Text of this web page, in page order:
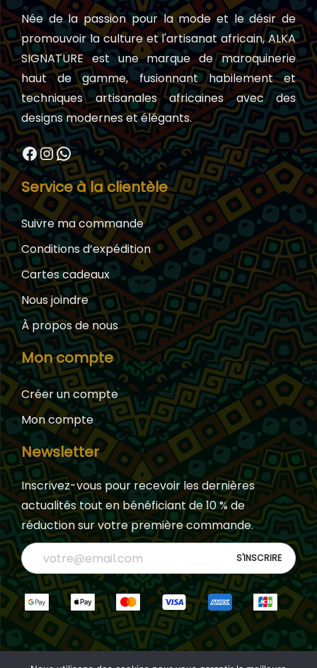
Née de la passion pour la mode et le désir de
promouvoir la culture et l'artisanat africain, ALKA
SIGNATURE est une marque de maroquinerie
haut de gamme, fusionnant habilement et
techniques artisanales africaines avec des
designs modernes et élégants.
Facebook InstagramWhatsApp
Service à la clientèle
Suivre ma commande
Conditions d’expédition
Cartes cadeaux
Nous joindre
À propos de nous
Mon compte
Créer un compte
Mon compte
Newsletter
Inscrivez-vous pour recevoir les dernières
actualités tout en bénéficiant de 10 % de
réduction sur votre première commande.